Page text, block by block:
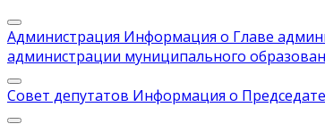
Администрация Информация о Главе
администрации муниципального
Совет депутатов Информация о